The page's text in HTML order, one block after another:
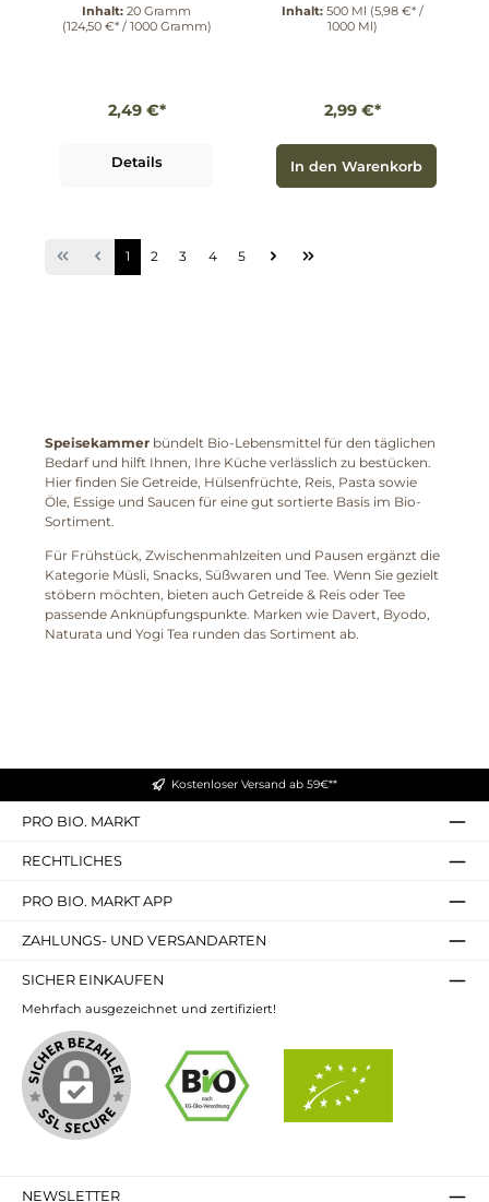
Inhalt: 20 Gramm
(124,50 €* / 1000 Gramm)
2,49 €*
Details
Inhalt: 500 Ml (5,98 €* /
1000 Ml)
2,99 €*
In den Warenkorb
1 2 3 4 5
Speisekammer bündelt Bio-Lebensmittel für den täglichen
Bedarf und hilft Ihnen, Ihre Küche verlässlich zu bestücken.
Hier finden Sie Getreide, Hülsenfrüchte, Reis, Pasta sowie
Öle, Essige und Saucen für eine gut sortierte Basis im Bio-
Sortiment.
Für Frühstück, Zwischenmahlzeiten und Pausen ergänzt die
Kategorie Müsli, Snacks, Süßwaren und Tee. Wenn Sie gezielt
stöbern möchten, bieten auch Getreide & Reis oder Tee
passende Anknüpfungspunkte. Marken wie Davert, Byodo,
Naturata und Yogi Tea runden das Sortiment ab.
Kostenloser Versand ab 59€**
PRO BIO. MARKT
RECHTLICHES
PRO BIO. MARKT APP
ZAHLUNGS- UND VERSANDARTEN
SICHER EINKAUFEN
Mehrfach ausgezeichnet und zertifiziert!
NEWSLETTER